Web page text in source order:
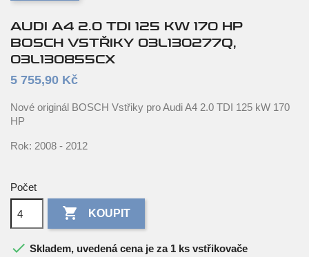
AUDI A4 2.0 TDI 125 KW 170 HP
BOSCH VSTŘIKY 03L130277Q,
03L130855CX
5 755,90 Kč
Nové originál BOSCH Vstřiky pro Audi A4 2.0 TDI 125 kW 170
HP
Rok: 2008 - 2012
Počet
 KOUPIT
 Skladem, uvedená cena je za 1 ks vstřikovače